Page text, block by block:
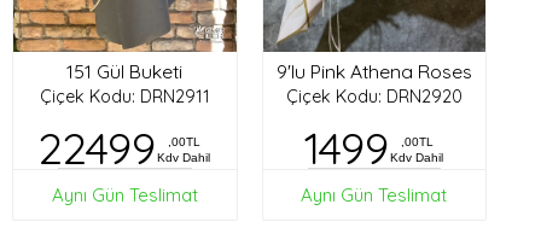
151 Gül Buketi
Çiçek Kodu: DRN2911
22499
,00TL
Kdv Dahil
Aynı Gün Teslimat
9'lu Pink Athena Roses
Çiçek Kodu: DRN2920
1499
,00TL
Kdv Dahil
Aynı Gün Teslimat